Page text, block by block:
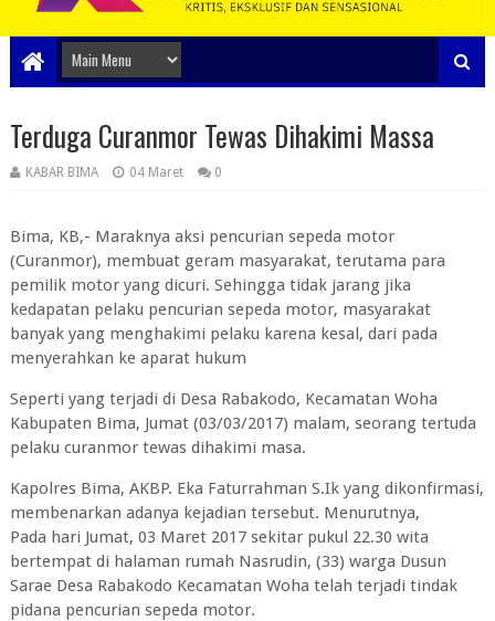
Terduga Curanmor Tewas Dihakimi Massa
KABAR BIMA 04 Maret 0
Bima, KB,- Maraknya aksi pencurian sepeda motor
(Curanmor), membuat geram masyarakat, terutama para
pemilik motor yang dicuri. Sehingga tidak jarang jika
kedapatan pelaku pencurian sepeda motor, masyarakat
banyak yang menghakimi pelaku karena kesal, dari pada
menyerahkan ke aparat hukum
Seperti yang terjadi di Desa Rabakodo, Kecamatan Woha
Kabupaten Bima, Jumat (03/03/2017) malam, seorang tertuda
pelaku curanmor tewas dihakimi masa.
Kapolres Bima, AKBP. Eka Faturrahman S.Ik yang dikonfirmasi,
membenarkan adanya kejadian tersebut. Menurutnya,
Pada hari Jumat, 03 Maret 2017 sekitar pukul 22.30 wita
bertempat di halaman rumah Nasrudin, (33) warga Dusun
Sarae Desa Rabakodo Kecamatan Woha telah terjadi tindak
pidana pencurian sepeda motor.